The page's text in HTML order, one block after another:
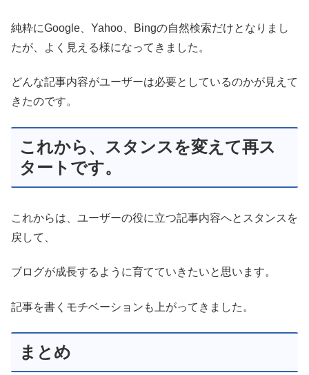
純粋にGoogle、Yahoo、Bingの自然検索だけとなりまし
たが、よく見える様になってきました。
どんな記事内容がユーザーは必要としているのかが見えて
きたのです。
これから、スタンスを変えて再ス
タートです。
これからは、ユーザーの役に立つ記事内容へとスタンスを
戻して、
ブログが成長するように育てていきたいと思います。
記事を書くモチベーションも上がってきました。
まとめ